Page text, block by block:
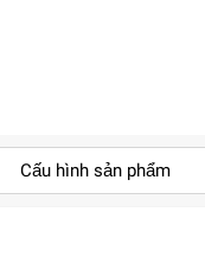
Cấu hình sản phẩm